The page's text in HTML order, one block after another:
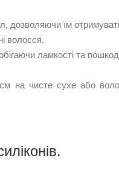
дозволяючи їм
волосся.
ламкості та
на чисте сухе або